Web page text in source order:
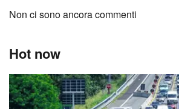
Non ci sono ancora commenti
Hot now